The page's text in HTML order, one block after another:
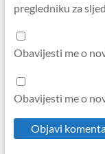
pregledniku za
Obavijesti me o
Obavijesti me o